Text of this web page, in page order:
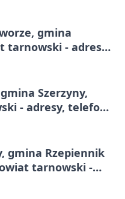
gmina
tarnowski - adresy,
Szerzyny,
- adresy, telefony,
gmina Rzepiennik
tarnowski -